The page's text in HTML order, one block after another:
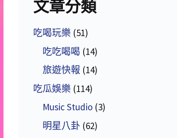
文章分類
吃喝玩樂 (51)
吃吃喝喝 (14)
旅遊快報 (14)
吃瓜娛樂 (114)
Music Studio (3)
明星八卦 (62)